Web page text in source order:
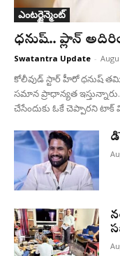
ఎంటర్టైన్మెంట్
ధనుష్‌.. ప్లాన్
Swatantra Update -
కోలీవుడ్ స్టార్ హీరో ధనుష్
సమాన ప్రాధాన్యత
చేసేందుకు ఓకే చెప్పారని టాక్